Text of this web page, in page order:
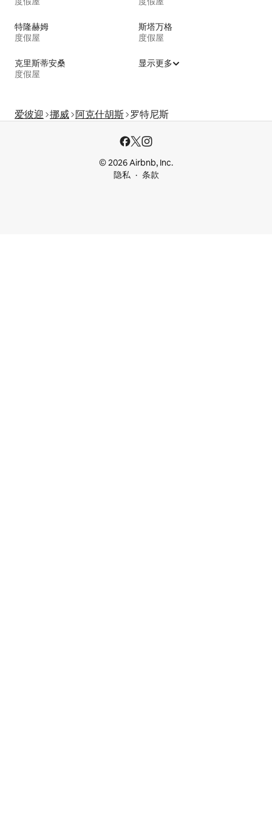
特隆赫姆
度假屋
斯塔万格
度假屋
克里斯蒂安桑
度假屋
显示更多
爱彼迎 挪威 阿克什胡斯 罗特尼斯
© 2026 Airbnb, Inc.
隐私
条款